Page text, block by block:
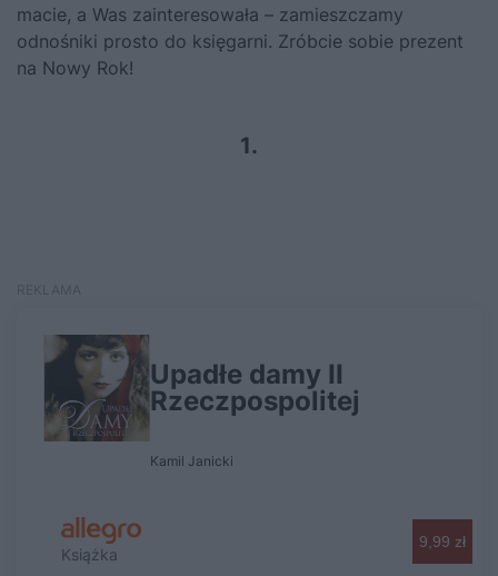
macie, a Was zainteresowała – zamieszczamy
odnośniki prosto do księgarni. Zróbcie sobie prezent
na Nowy Rok!
1.